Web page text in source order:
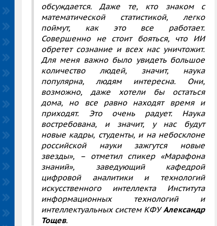
обсуждается. Даже те, кто знаком с
математической статистикой, легко
поймут, как это все работает.
Совершенно не стоит бояться, что ИИ
обретет сознание и всех нас уничтожит.
Для меня важно было увидеть большое
количество людей, значит, наука
популярна, людям интересна. Они,
возможно, даже хотели бы остаться
дома, но все равно находят время и
приходят. Это очень радует. Наука
востребована, и значит, у нас будут
новые кадры, студенты, и на небосклоне
российской науки зажгутся новые
звезды», – отметил спикер «Марафона
знаний», заведующий кафедрой
цифровой аналитики и технологий
искусственного интеллекта Института
информационных технологий и
интеллектуальных систем КФУАлександр
Тощев.